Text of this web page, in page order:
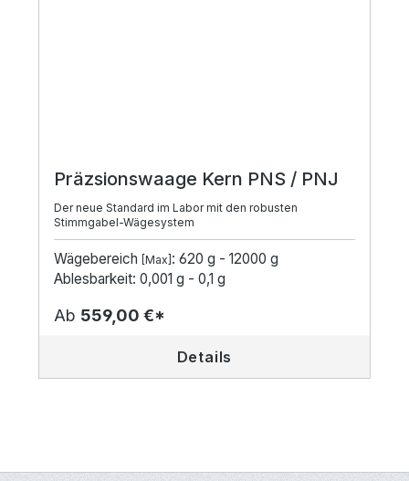
Präzsionswaage Kern PNS / PNJ
Der neue Standard im Labor mit den robusten
Stimmgabel-Wägesystem
Wägebereich [Max] : 620 g - 12000 g
Ablesbarkeit: 0,001 g - 0,1 g
Ab 559,00 €*
Details